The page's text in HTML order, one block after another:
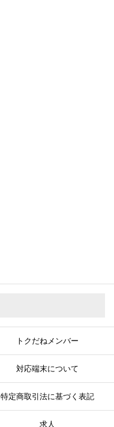
トクだねメンバー
対応端末について
特定商取引法に基づく表記
求人